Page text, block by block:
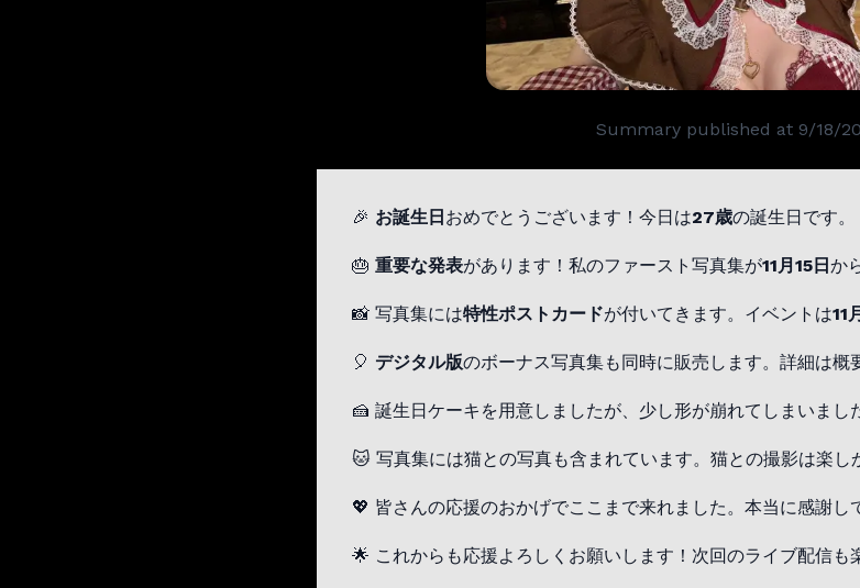
Summary published at 9/18/
🎉 お誕生日おめでとうございます！今日は27歳の誕生日です。
🎂 重要な発表があります！私のファースト写真集が11月15日か
📸 写真集には特性ポストカードが付いてきます。イベントは11
🎈 デジタル版のボーナス写真集も同時に販売します。詳細は概
🍰 誕生日ケーキを用意しましたが、少し形が崩れてしまいまし
🐱 写真集には猫との写真も含まれています。猫との撮影は楽し
💖 皆さんの応援のおかげでここまで来れました。本当に感謝し
🌟 これからも応援よろしくお願いします！次回のライブ配信も